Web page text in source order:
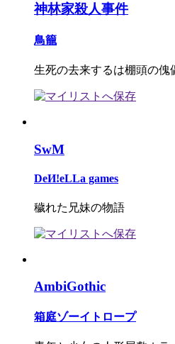
神林家殺人事件
鳥籠
生死の去来するは棚頭の傀
SwM
DeИ!eLLa games
穢れた兄妹の物語
AmbiGothic
箱庭ゾーイトロープ